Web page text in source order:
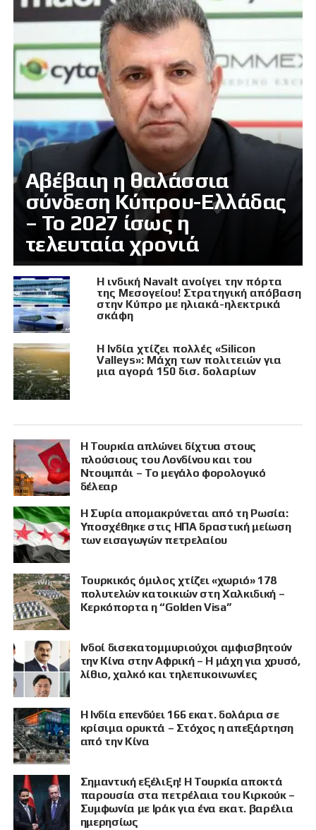
Αβέβαιη η θαλάσσια
σύνδεση Κύπρου-Ελλάδας
– Το 2027 ίσως η
τελευταία χρονιά
Η ινδική Navalt ανοίγει την πόρτα
της Μεσογείου! Στρατηγική απόβαση
στην Κύπρο με ηλιακά-ηλεκτρικά
σκάφη
Η Ινδία χτίζει πολλές «Silicon
Valleys»: Μάχη των πολιτειών για
μια αγορά 150 δισ. δολαρίων
Η Τουρκία απλώνει δίχτυα στους
πλούσιους του Λονδίνου και του
Ντουμπάι – Το μεγάλο φορολογικό
δέλεαρ
Η Συρία απομακρύνεται από τη Ρωσία:
Υποσχέθηκε στις ΗΠΑ δραστική μείωση
των εισαγωγών πετρελαίου
Τουρκικός όμιλος χτίζει «χωριό» 178
πολυτελών κατοικιών στη Χαλκιδική –
Κερκόπορτα η “Golden Visa”
Ινδοί δισεκατομμυριούχοι αμφισβητούν
την Κίνα στην Αφρική – Η μάχη για χρυσό,
λίθιο, χαλκό και τηλεπικοινωνίες
Η Ινδία επενδύει 166 εκατ. δολάρια σε
κρίσιμα ορυκτά – Στόχος η απεξάρτηση
από την Κίνα
Σημαντική εξέλιξη! Η Τουρκία αποκτά
παρουσία στα πετρέλαια του Κιρκούκ –
Συμφωνία με Ιράκ για ένα εκατ. βαρέλια
ημερησίως